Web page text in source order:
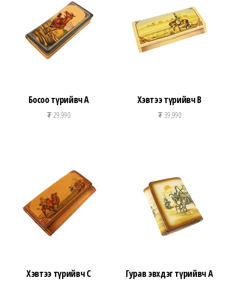
Босоо түрийвч A
₮29,990
Хэвтээ түрийвч B
₮39,990
Хэвтээ түрийвч C Гурав эвхдэг түрийвч A